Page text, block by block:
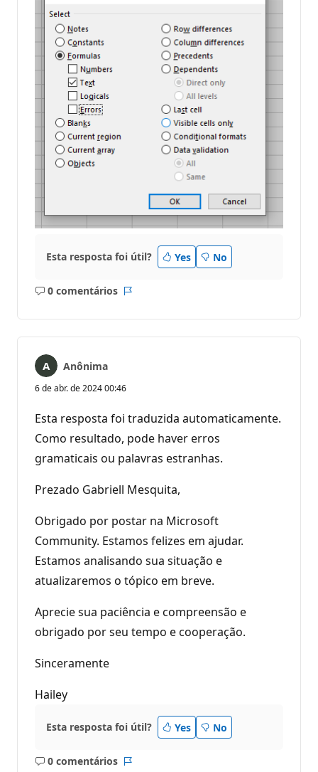
Esta resposta foi útil? Yes No
0 comentários
Sem
Anônima
6 de abr. de 2024 00:46
Esta resposta foi traduzida automaticamente.
Como resultado, pode haver erros
gramaticais ou palavras estranhas.
Prezado Gabriell Mesquita,
Obrigado por postar na Microsoft
Community. Estamos felizes em ajudar.
Estamos analisando sua situação e
atualizaremos o tópico em breve.
Aprecie sua paciência e compreensão e
obrigado por seu tempo e cooperação.
Sinceramente
Hailey
Esta resposta foi útil? Yes No
0 comentários
Sem